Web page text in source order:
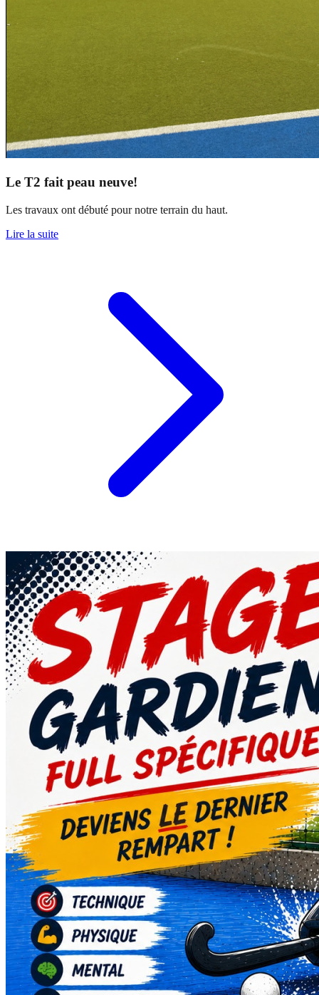
Le T2 fait peau neuve!
Les travaux ont débuté pour notre terrain du haut.
Lire la suite